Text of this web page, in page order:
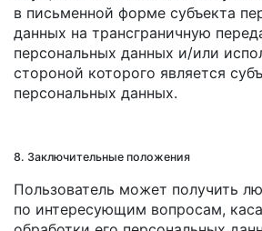
в письменной форме субъекта
данных на трансграничную
персональных данных и/или
стороной которого является
персональных данных.
8. Заключительные положения
Пользователь может получить
по интересующим вопросам,